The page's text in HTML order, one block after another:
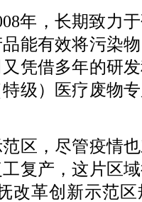
，长期致力于
能有效将污染
凭借多年的研
级）医疗废物
，尽管疫情也
复产，这片区
改革创新示范